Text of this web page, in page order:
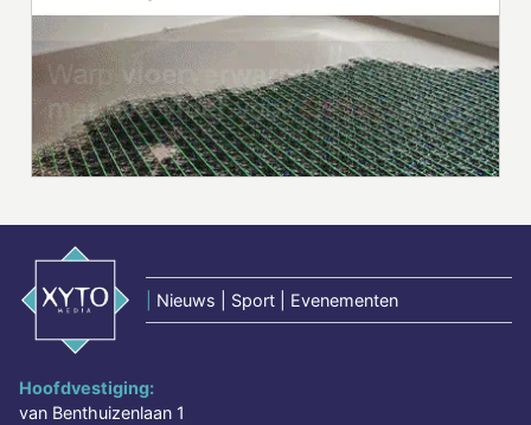
Nieuws | Sport | Evenementen
Hoofdvestiging:
van Benthuizenlaan 1